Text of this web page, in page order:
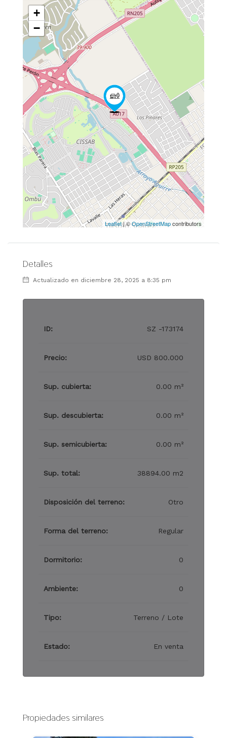
+
−
Leaflet| ©OpenStreetMapcontributors
Detalles
Actualizado en diciembre 28, 2025 a 8:35 pm
ID: SZ -173174
Precio: USD 800.000
Sup. cubierta: 0.00 m²
Sup. descubierta: 0.00 m²
Sup. semicubierta: 0.00 m²
Sup. total: 38894.00 m2
Disposición del terreno: Otro
Forma del terreno: Regular
Dormitorio: 0
Ambiente: 0
Tipo: Terreno / Lote
Estado: En venta
Propiedades similares